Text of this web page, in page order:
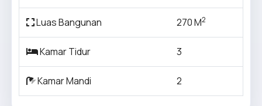
Luas Bangunan 270 M2
Kamar Tidur 3
Kamar Mandi 2